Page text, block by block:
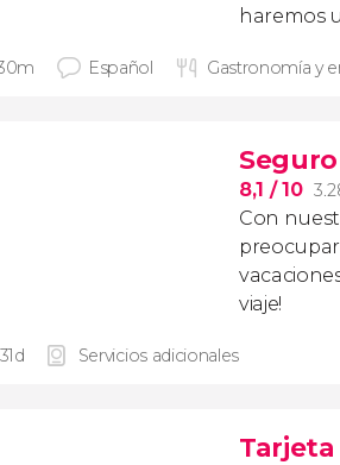
haremos
Español Gastronomía y
8,1 / 10
Con
viaje!
Servicios adicionales
Tarjeta